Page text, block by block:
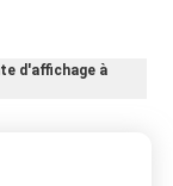
d'affichage à